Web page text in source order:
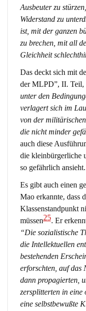
Ausbeuter zu
Widerstand zu
ist, mit der ganzen
zu brechen, mit all
Gleichheit
Das deckt sich mit
der MLPD”, II. Teil,
unter den
verlagert sich im
von der
die nicht minder
auch diese
die kleinbürgerliche
so gefährlich ansieht.
Es gibt auch einen
Mao erkannte, dass
Klassenstandpunkt
müssen25. Er
“Die sozialistische
die Intellektuellen
bestehenden
erforschten, auf das
dann propagierten,
zersplitterten in eine
eine selbstbewußte